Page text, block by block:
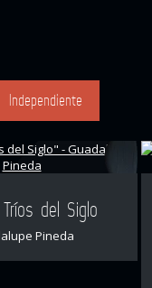
Independiente
del Siglo
Pineda